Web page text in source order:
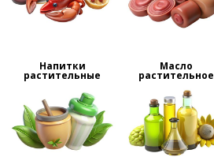
Напитки
растительные
Масло
растительное